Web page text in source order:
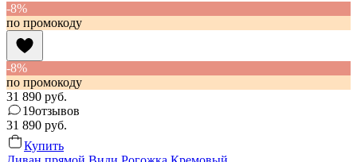
-8%
по промокоду
-8%
по промокоду
31 890 руб.
19отзывов
31 890 руб.
Купить